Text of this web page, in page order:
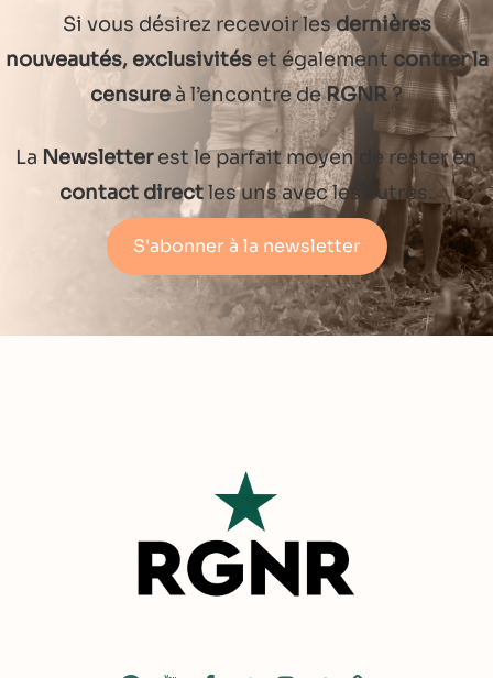
Si vous désirez recevoir lesdernières
nouveautés, exclusivitéset également contrer la
censureà l’encontre deRGNR?
La Newsletterest le parfait moyen de rester en
contact directles uns avec les autres.
S'abonner à la newsletter